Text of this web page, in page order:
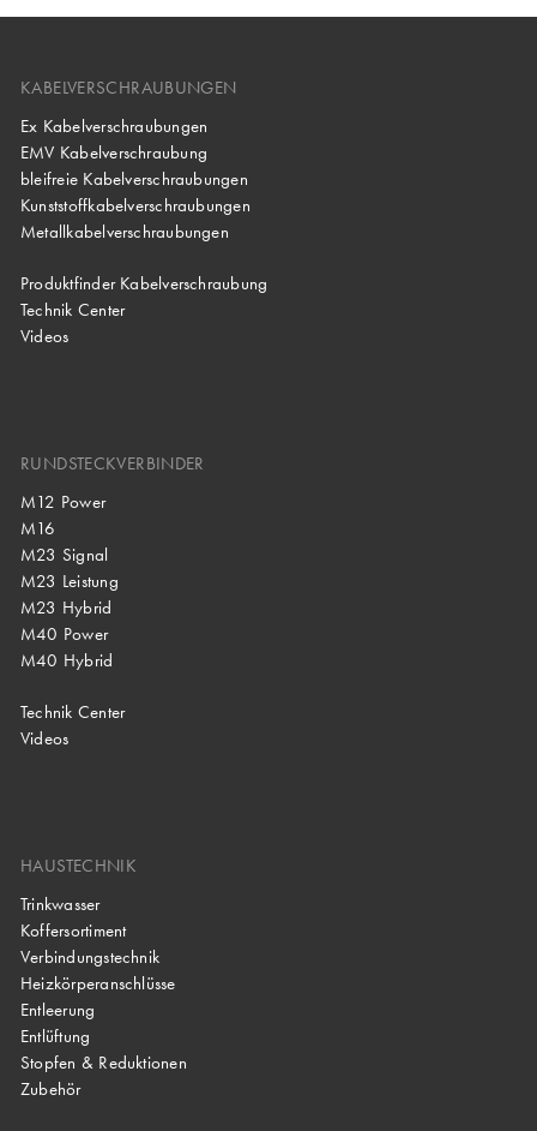
KABELVERSCHRAUBUNGEN
Ex Kabelverschraubungen
EMV Kabelverschraubung
bleifreie Kabelverschraubungen
Kunststoffkabelverschraubungen
Metallkabelverschraubungen
Produktfinder Kabelverschraubung
Technik Center
Videos
RUNDSTECKVERBINDER
M12 Power
M16
M23 Signal
M23 Leistung
M23 Hybrid
M40 Power
M40 Hybrid
Technik Center
Videos
HAUSTECHNIK
Trinkwasser
Koffersortiment
Verbindungstechnik
Heizkörperanschlüsse
Entleerung
Entlüftung
Stopfen & Reduktionen
Zubehör